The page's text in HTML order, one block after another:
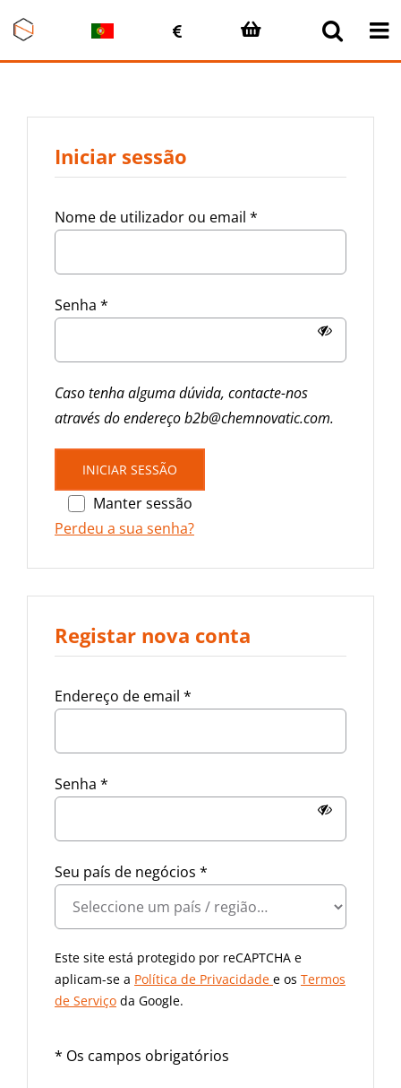
content
Iniciar sessão
Nome de utilizador ou email *
Senha *
Caso tenha alguma dúvida, contacte-nos
através do endereço b2b@chemnovatic.com.
Manter sessão
INICIAR SESSÃO
Perdeu a sua senha?
Registar nova conta
Endereço de email *
Senha *
Seu país de negócios *
Este site está protegido por reCAPTCHA e
aplicam-se a Política de Privacidade e os Termos
de Serviçoda Google.
* Os campos obrigatórios